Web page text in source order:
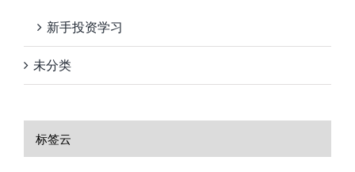
新手投资学习
未分类
标签云